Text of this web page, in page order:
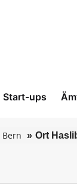
Start-ups
Bern Ort